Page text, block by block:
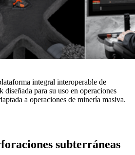
integral interoperable de
diseñada para su uso en operaciones
a operaciones de minería masiva.
subterráneas